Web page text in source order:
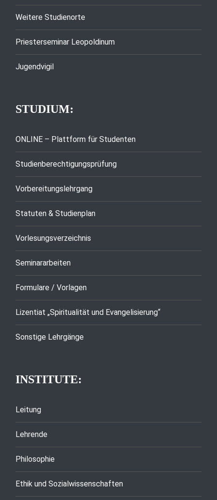
Weitere Studienorte
Priesterseminar Leopoldinum
Jugendvigil
STUDIUM:
ONLINE – Plattform für Studenten
Studienberechtigungsprüfung
Vorbereitungslehrgang
Statuten & Studienplan
Vorlesungsverzeichnis
Seminararbeiten
Formulare / Vorlagen
Lizentiat „Spiritualität und Evangelisierung“
Sonstige Lehrgänge
INSTITUTE:
Leitung
Lehrende
Philosophie
Ethik und Sozialwissenschaften